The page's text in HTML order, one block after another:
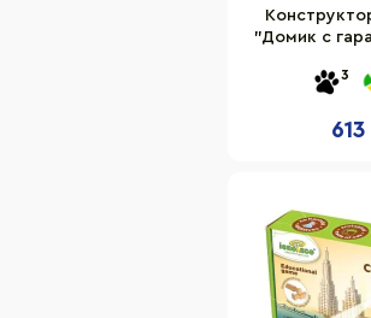
"Домик с
3